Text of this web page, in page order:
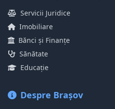
Servicii Juridice
Imobiliare
Bănci și Finanțe
Sănătate
Educație
Despre Brașov